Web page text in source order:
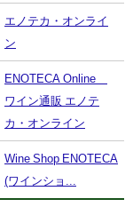
エノテカ・オンライ
ン
ENOTECA Online
ワイン通販 エノテ
カ・オンライン
Wine Shop ENOTECA
(ワインショ...